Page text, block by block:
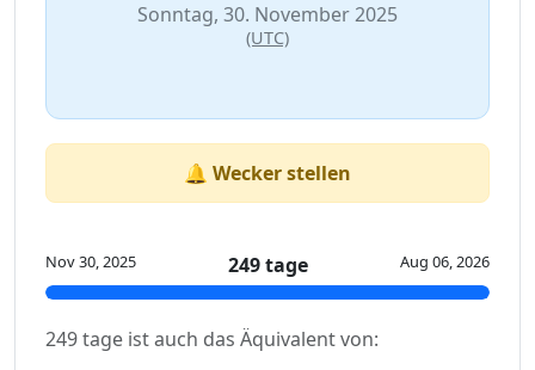
Sonntag, 30. November 2025
(UTC)
🔔 Wecker stellen
Nov 30, 2025 249 tage Aug 06, 2026
249 tage ist auch das Äquivalent von: